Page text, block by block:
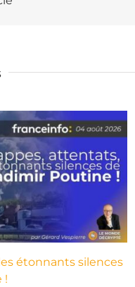
étonnants silences
!